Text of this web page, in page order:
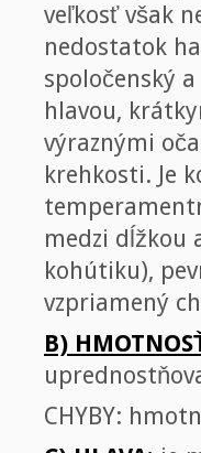
veľkosť však
nedostatok
spoločenský
hlavou,
výraznými
krehkosti. Je
medzi dĺžkou
kohútiku),
vzpriamený
B)
CHYBY: